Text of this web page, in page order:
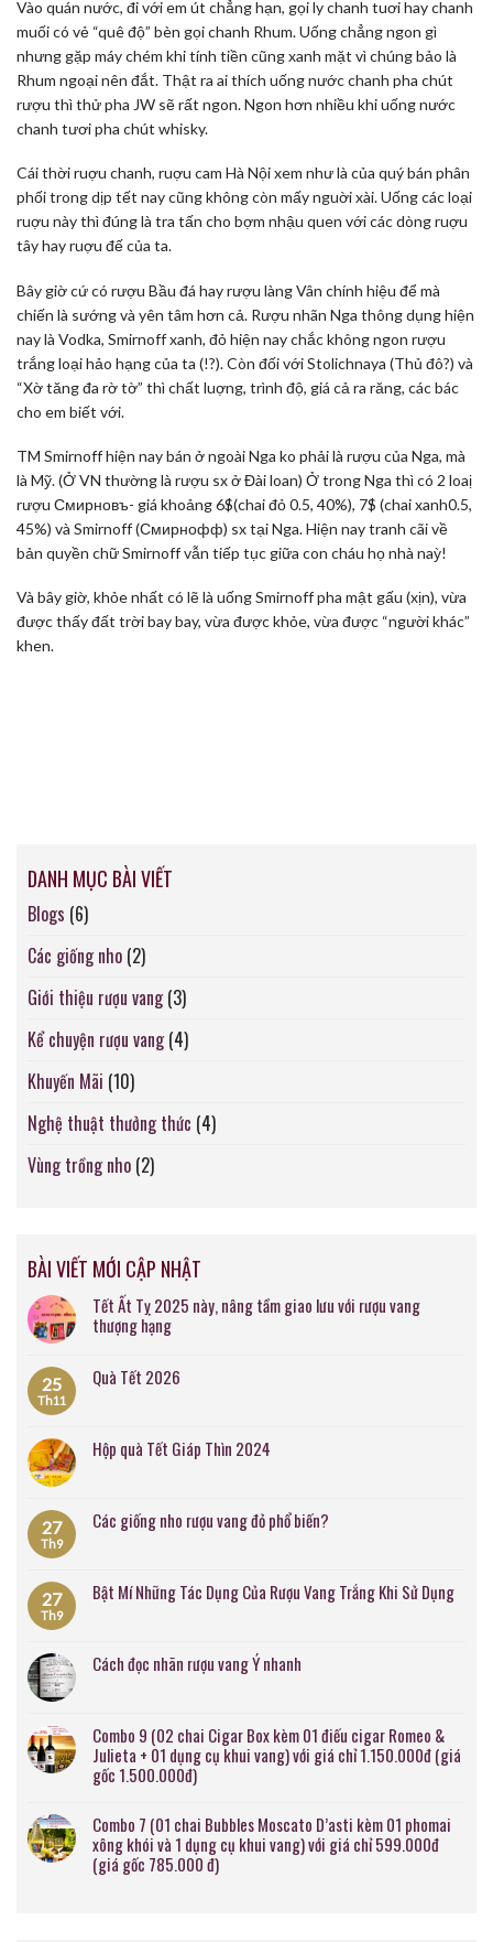
Vào quán nước, đi với em út chẳng hạn, gọi ly chanh tuơi hay chanh
muối có vẻ “quê độ” bèn gọi chanh Rhum. Uống chẳng ngon gì
nhưng gặp máy chém khi tính tiền cũng xanh mặt vì chúng bảo là
Rhum ngoại nên đắt. Thật ra ai thích uống nước chanh pha chút
rượu thì thử pha JW sẽ rất ngon. Ngon hơn nhiều khi uống nước
chanh tươi pha chút whisky.
Cái thời ruợu chanh, ruợu cam Hà Nội xem như là của quý bán phân
phối trong dịp tết nay cũng không còn mấy nguời xài. Uống các loại
ruợu này thì đúng là tra tấn cho bợm nhậu quen với các dòng ruợu
tây hay ruợu đế của ta.
Bây giờ cứ có rượu Bầu đá hay rượu làng Vân chính hiệu để mà
chiến là sướng và yên tâm hơn cả. Rượu nhãn Nga thông dụng hiện
nay là Vodka, Smirnoff xanh, đỏ hiện nay chắc không ngon rượu
trắng loại hảo hạng của ta (!?). Còn đối với Stolichnaya (Thủ đô?) và
“Xờ tăng đa rờ tờ” thì chất luợng, trình độ, giá cả ra răng, các bác
cho em biết với.
TM Smirnoff hiện nay bán ở ngoài Nga ko phải là rượu của Nga, mà
là Mỹ. (Ở VN thường là rượu sx ở Đài loan) Ở trong Nga thì có 2 loaị
rượu Смирновъ- giá khoảng 6$(chai đỏ 0.5, 40%), 7$ (chai xanh0.5,
45%) và Smirnoff (Смирнофф) sx tại Nga. Hiện nay tranh cãi về
bản quyền chữ Smirnoff vẫn tiếp tục giữa con cháu họ nhà naỳ!
Và bây giờ, khỏe nhất có lẽ là uống Smirnoff pha mật gấu (xịn), vừa
được thấy đất trời bay bay, vừa được khỏe, vừa được “người khác”
khen.
DANH MỤC BÀI VIẾT
Blogs (6)
Các giống nho (2)
Giới thiệu rượu vang(3)
Kể chuyện rượu vang(4)
Khuyến Mãi (10)
Nghệ thuật thưởng thức (4)
Vùng trồng nho (2)
BÀI VIẾT MỚI CẬP NHẬT
Tết Ất Tỵ 2025 này, nâng tầm giao lưu với rượu vang
thượng hạng
25
Th11
Quà Tết 2026
Hộp quà Tết Giáp Thìn 2024
27
Th9
Các giống nho rượu vang đỏ phổ biến?
27
Th9
Bật Mí Những Tác Dụng Của Rượu Vang Trắng Khi Sử Dụng
Cách đọc nhãn rượu vang Ý nhanh
Combo 9 (02 chai Cigar Box kèm 01 điếu cigar Romeo &
Julieta + 01 dụng cụ khui vang) với giá chỉ 1.150.000đ (giá
gốc 1.500.000đ)
Combo 7 (01 chai Bubbles Moscato D’asti kèm 01 phomai
xông khói và 1 dụng cụ khui vang) với giá chỉ 599.000đ
(giá gốc 785.000 đ)